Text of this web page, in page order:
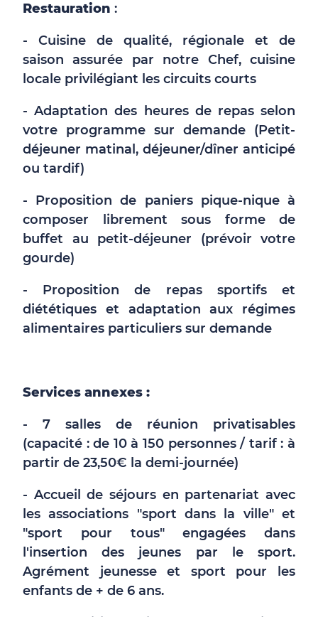
Restauration :
- Cuisine de qualité, régionale et de
saison assurée par notre Chef, cuisine
locale privilégiant les circuits courts
- Adaptation des heures de repas selon
votre programme sur demande (Petit-
déjeuner matinal, déjeuner/dîner anticipé
ou tardif)
- Proposition de paniers pique-nique à
composer librement sous forme de
buffet au petit-déjeuner (prévoir votre
gourde)
- Proposition de repas sportifs et
diététiques et adaptation aux régimes
alimentaires particuliers sur demande
Services annexes :
- 7 salles de réunion privatisables
(capacité : de 10 à 150 personnes / tarif : à
partir de 23,50€ la demi-journée)
- Accueil de séjours en partenariat avec
les associations "sport dans la ville" et
"sport pour tous" engagées dans
l'insertion des jeunes par le sport.
Agrément jeunesse et sport pour les
enfants de + de 6 ans.